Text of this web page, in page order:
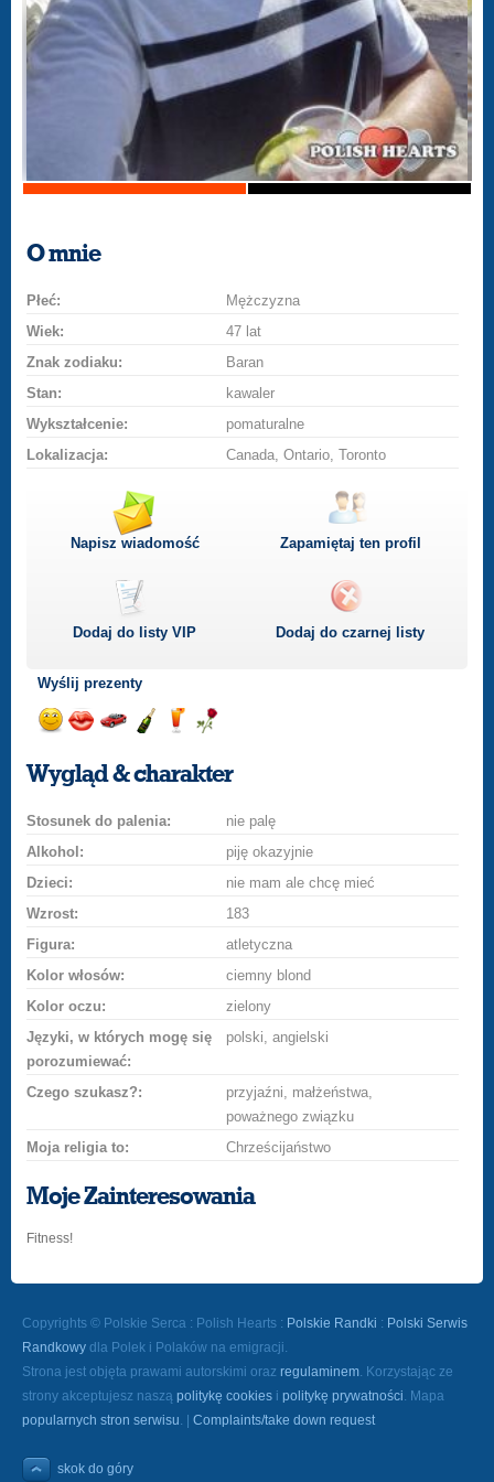
O mnie
Płeć:
Mężczyzna
Wiek:
47 lat
Znak zodiaku:
Baran
Stan:
kawaler
Wykształcenie:
pomaturalne
Lokalizacja:
Canada, Ontario, Toronto
Napisz wiadomość Zapamiętaj ten profil
Dodaj do listyVIP Dodaj do czarnej listy
Wyślij prezenty
uśmiech
buziakasamochodem
szampana
drinka
różę
Wygląd & charakter
Stosunek do palenia:
nie palę
Alkohol:
piję okazyjnie
Dzieci:
nie mam ale chcę mieć
Wzrost:
183
Figura:
atletyczna
Kolor włosów:
ciemny blond
Kolor oczu:
zielony
Języki, w których mogę się
porozumiewać:
polski, angielski
Czego szukasz?:
przyjaźni, małżeństwa,
poważnego związku
Moja religia to:
Chrześcijaństwo
Moje Zainteresowania
Fitness!
Copyrights © Polskie Serca : Polish Hearts : Polskie Randki : Polski Serwis
Randkowy dla Polek i Polaków na emigracji.
Strona jest objęta prawami autorskimi oraz regulaminem. Korzystając ze
strony akceptujesz naszą politykę cookies i politykę prywatności. Mapa
popularnych stron serwisu. | Complaints/take down request
skok do góry